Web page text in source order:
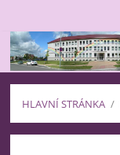
HLAVNÍ STRÁNKA /